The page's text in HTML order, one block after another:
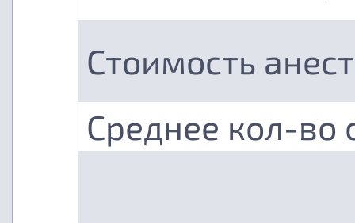
Стоимость
Среднее кол-во